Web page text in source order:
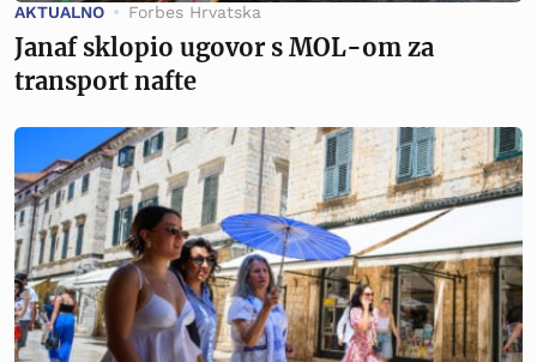
AKTUALNO Forbes Hrvatska
Janaf sklopio ugovor s MOL-om za
transport nafte